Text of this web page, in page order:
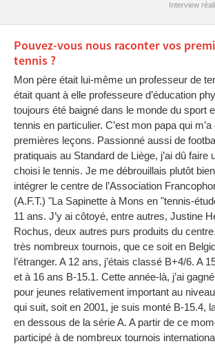
Interview
Pouvez-vous nous raconter vos
tennis ?
Mon père était lui-même un professeur de
était quant à elle professeure d’éducation
toujours été baigné dans le monde du sport
tennis en particulier. C’est mon papa qui
premières leçons. Passionné aussi de
pratiquais au Standard de Liège, j’ai dû faire
choisi le tennis. Je me débrouillais plutôt
intégrer le centre de l’Association
(A.F.T.) "La Sapinette à Mons en "tennis-
11 ans. J’y ai côtoyé, entre autres, Justine
Rochus, deux autres purs produits du
très nombreux tournois, que ce soit en
l’étranger. A 12 ans, j’étais classé B+4/6. A
et à 16 ans B-15.1. Cette année-là, j’ai
pour jeunes relativement important au niveau
qui suit, soit en 2001, je suis monté B-15.4,
en dessous de la série A. A partir de ce
participé à de nombreux tournois